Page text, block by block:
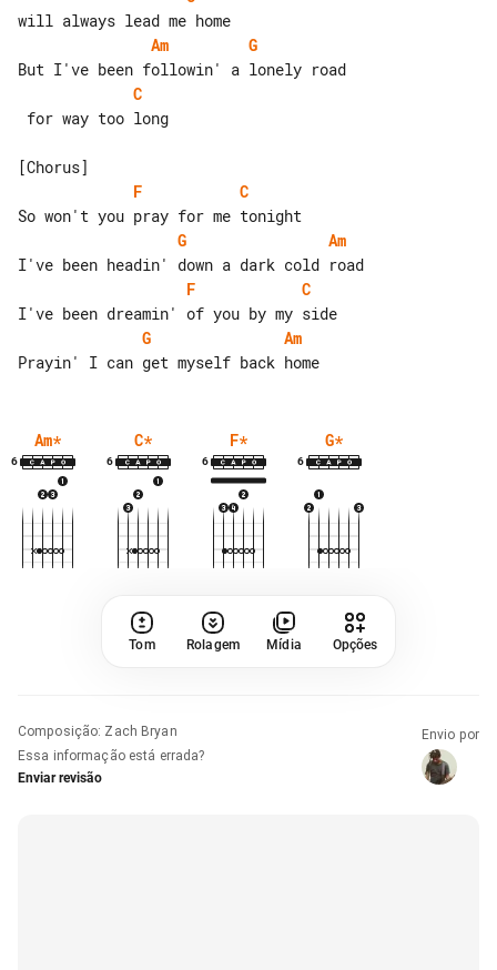
Am
G
C
F
C
G
Am
F
C
G
Am
Am*
6
C*
6
F*
6
G*
6
Tom Rolagem Mídia Opções
Composição: Zach Bryan
Essa informação está errada?
Enviar revisão
Envio por